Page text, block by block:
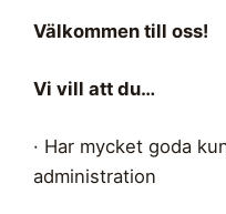
Välkommen till oss!
Vi vill att du…
· Har mycket goda
administration